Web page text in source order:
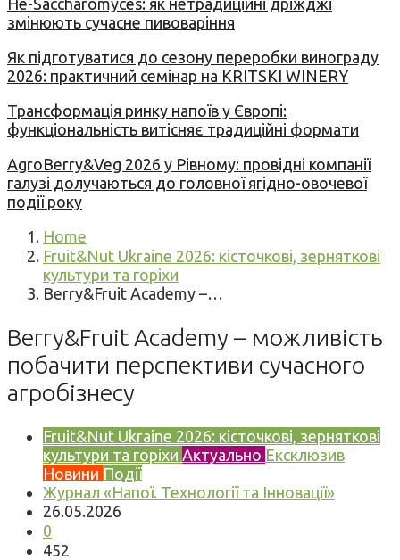
Не-Saccharomyces: як нетрадиційні дріжджі
змінюють сучасне пивоваріння
Як підготуватися до сезону переробки винограду
2026: практичний семінар на KRITSKI WINERY
Трансформація ринку напоїв у Європі:
функціональність витісняє традиційні формати
AgroBerry&Veg 2026 у Рівному: провідні компанії
галузі долучаються до головної ягідно-овочевої
події року
Home
Fruit&Nut Ukraine 2026: кісточкові, зерняткові
культури та горіхи
Berry&Fruit Academy –…
Berry&Fruit Academy – можливість
побачити перспективи сучасного
агробізнесу
Fruit&Nut Ukraine 2026: кісточкові, зерняткові
культури та горіхи Актуально Ексклюзив
Новини Події
Журнал «Напої. Технології та Інновації»
26.05.2026
0
452